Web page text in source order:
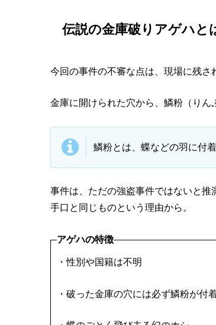
伝説の金庫破りアゲハと
今回の事件の不審な点は、現場に残さ
金庫に開けられた穴から、鱗粉（りん
鱗粉とは、蝶などの羽に付
事件は、ただの強盗事件ではないと
手口と同じものという理由から。
アゲハの特徴
・性別や国籍は不明
・破った金庫の穴には必ず鱗粉が付